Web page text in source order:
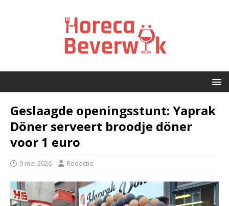
Geslaagde openingsstunt: Yaprak
Döner serveert broodje döner
voor 1 euro
9 mei 2026 Redactie